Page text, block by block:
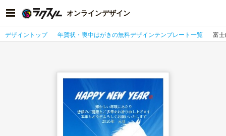
オンラインデザイン
デザイントップ 年賀状・喪中はがきの無料デザインテンプレート一覧 富士